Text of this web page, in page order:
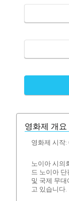
영화제 개요
영화제 시작
노이아 시의
드 노이아
및 국제 무
고 있습니다.